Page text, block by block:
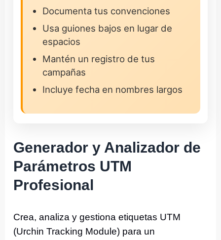
Documenta tus convenciones
Usa guiones bajos en lugar de
espacios
Mantén un registro de tus
campañas
Incluye fecha en nombres largos
Generador y Analizador de
Parámetros UTM
Profesional
Crea, analiza y gestiona etiquetas UTM
(Urchin Tracking Module) para un